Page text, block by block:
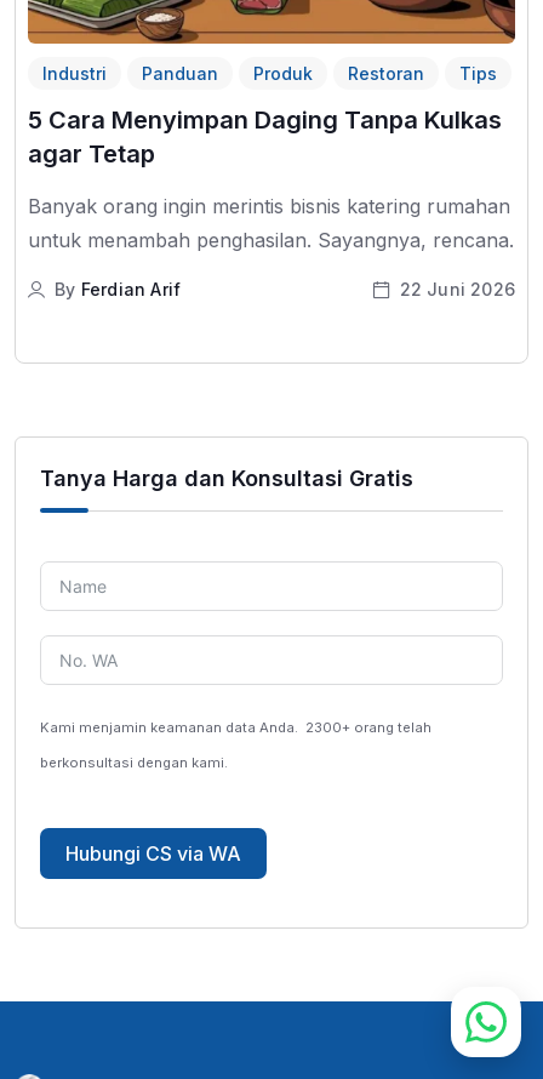
Industri Panduan Produk Restoran Tips
5 Cara Menyimpan Daging Tanpa Kulkas
agar Tetap
Banyak orang ingin merintis bisnis katering rumahan
untuk menambah penghasilan. Sayangnya, rencana.
By Ferdian Arif 22 Juni 2026
Tanya Harga dan Konsultasi Gratis
Kami menjamin keamanan data Anda. 2300+ orang telah
berkonsultasi dengan kami.
Hubungi CS via WA